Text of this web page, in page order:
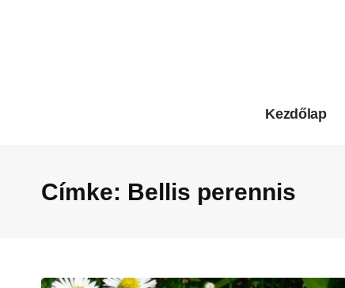
Kezdőlap
Címke: Bellis perennis